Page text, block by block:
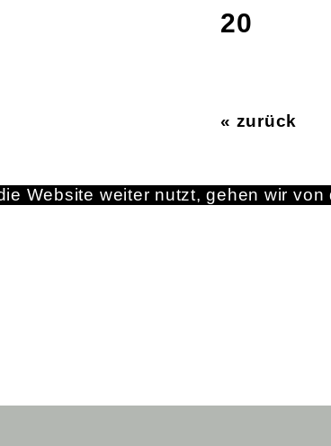
20
« zurück
Website weiter nutzt, gehen wir